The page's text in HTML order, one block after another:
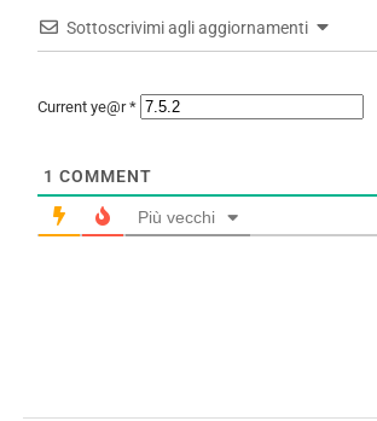
Sottoscrivimi agli aggiornamenti
Current ye@r*
1 COMMENT
Più vecchi